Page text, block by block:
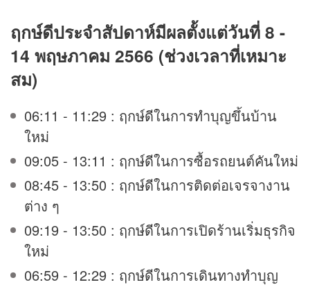
ฤกษ์ดีประจำสัปดาห์มีผลตั้งแต่วันที่ 8 -
14 พฤษภาคม 2566 (ช่วงเวลาที่เหมาะ
สม)
06:11 - 11:29 : ฤกษ์ดีในการทำบุญขึ้นบ้าน
ใหม่
09:05 - 13:11 : ฤกษ์ดีในการซื้อรถยนต์คันใหม่
08:45 - 13:50 : ฤกษ์ดีในการติดต่อเจรจางาน
ต่าง ๆ
09:19 - 13:50 : ฤกษ์ดีในการเปิดร้านเริ่มธุรกิจ
ใหม่
06:59 - 12:29 : ฤกษ์ดีในการเดินทางทำบุญ